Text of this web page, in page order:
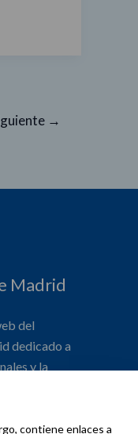
contiene enlaces a
→
Madrid
del
dedicado a
y la